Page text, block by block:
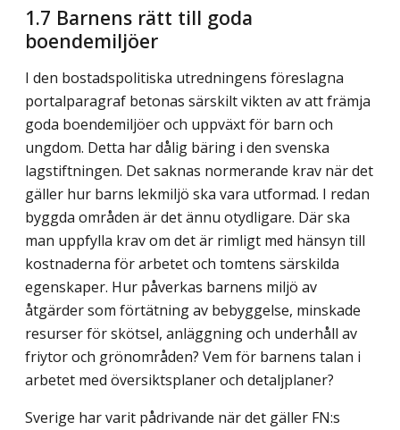
1.7 Barnens rätt till goda
boendemiljöer
I den bostadspolitiska utredningens föreslagna
portalparagraf betonas särskilt vikten av att främja
goda boendemiljöer och uppväxt för barn och
ungdom. Detta har dålig bäring i den svenska
lagstiftningen. Det saknas normerande krav när det
gäller hur barns lekmiljö ska vara utformad. I redan
byggda områden är det ännu otydligare. Där ska
man uppfylla krav om det är rimligt med hänsyn till
kostnaderna för arbetet och tomtens särskilda
egenskaper. Hur påverkas barnens miljö av
åtgärder som förtätning av bebyggelse, minskade
resurser för skötsel, anläggning och underhåll av
friytor och grönområden? Vem för barnens talan i
arbetet med översiktsplaner och detaljplaner?
Sverige har varit pådrivande när det gäller FN:s